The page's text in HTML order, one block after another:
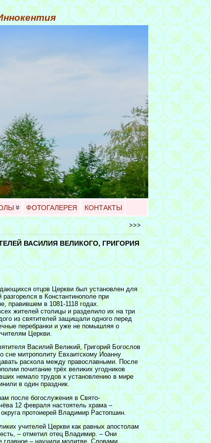
ФОТОГАЛЕРЕЯ КОНТАКТЫ
>>>
ВАСИЛИЯ ВЕЛИКОГО, ГРИГОРИЯ
отцов Церкви был установлен для
в Константинополе при
правившем в 1081-1118 годах.
жителей столицы и разделило их на три
из святителей защищали одного перед
перебранки и уже не помышляя о
Церкви.
Василий Великий, Григорий Богослов
сне митрополиту Евхаитскому Иоанну
раскола между православными. После
почитание трёх великих угодников
немало трудов к установлению в мире
в один праздник.
после богослужения в Свято-
12 февраля настоятель храма –
протоиерей Владимир Растопшин.
учителей Церкви как равных апостолам
– отметил отец Владимир. – Они
– научили молитве. Словами